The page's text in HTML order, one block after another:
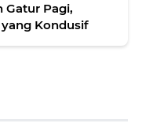
Gatur Pagi,
Kondusif